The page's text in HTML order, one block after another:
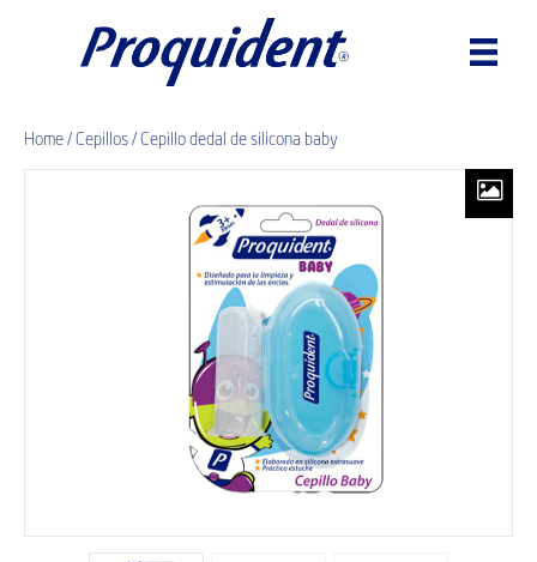
Home / Cepillos / Cepillo dedal de silicona baby